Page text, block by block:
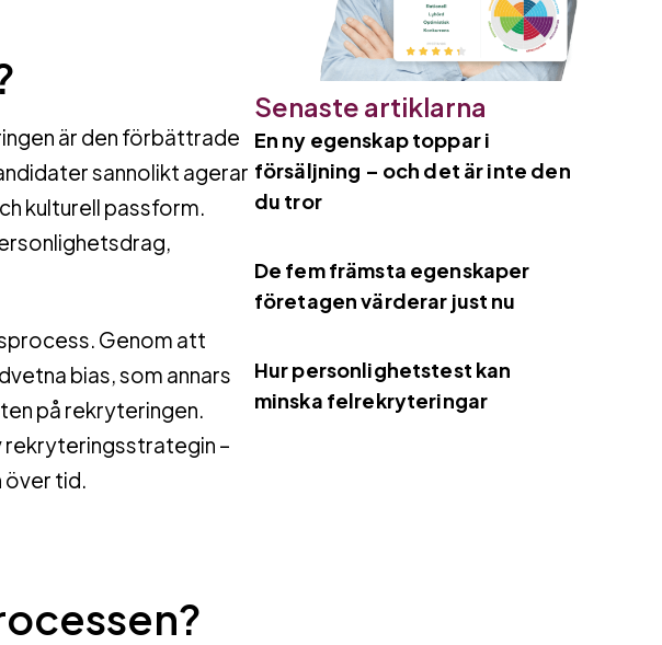
är den förbättrade
sannolikt agerar
kulturell passform.
Genom att
bias, som annars
på rekryteringen.
–
tid.
Senaste artiklarna
En ny egenskap toppar i
försäljning – och det är inte den
du tror
De fem främsta egenskaper
företagen värderar just nu
Hur personlighetstest kan
minska felrekryteringar